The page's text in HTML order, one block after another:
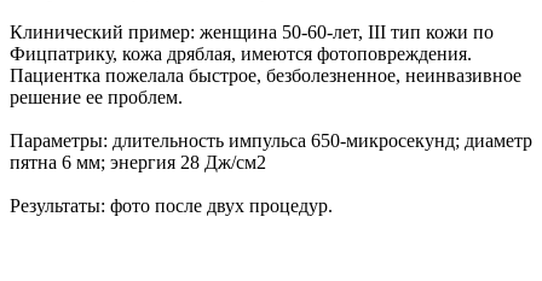
Клинический пример: женщина 50-60-лет, III тип кожи по
Фицпатрику, кожа дряблая, имеются фотоповреждения.
Пациентка пожелала быстрое, безболезненное, неинвазивное
решение ее проблем.
Параметры: длительность импульса 650-микросекунд; диаметр
пятна 6 мм; энергия 28 Дж/см2
Результаты: фото после двух процедур.